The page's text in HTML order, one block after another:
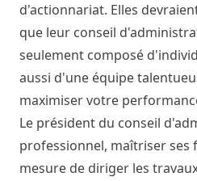
d'actionnariat. Elles
que leur conseil
seulement composé
aussi d'une équipe
maximiser votre
Le président du conseil
professionnel, maîtriser ses
mesure de diriger les